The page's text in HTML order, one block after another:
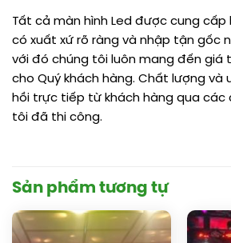
Tất cả màn hình Led được cung
có xuất xứ rõ ràng và nhập tận gốc
với đó chúng tôi luôn mang đến giá
cho Quý khách hàng. Chất lượng và
hồi trực tiếp từ khách hàng qua các
tôi đã thi công.
Sản phẩm tương tự